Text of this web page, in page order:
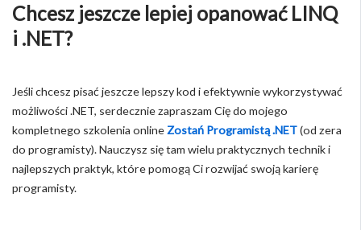
Chcesz jeszcze lepiej opanować LINQ
i .NET?
Jeśli chcesz pisać jeszcze lepszy kod i efektywnie wykorzystywać
możliwości .NET, serdecznie zapraszam Cię do mojego
kompletnego szkolenia online Zostań Programistą .NET(od zera
do programisty). Nauczysz się tam wielu praktycznych technik i
najlepszych praktyk, które pomogą Ci rozwijać swoją karierę
programisty.